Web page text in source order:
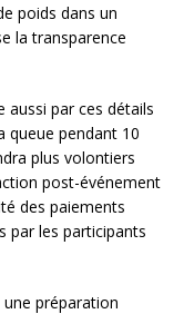
poids dans un
la transparence
aussi par ces détails
queue pendant 10
plus volontiers
post-événement
des paiements
par les participants
préparation